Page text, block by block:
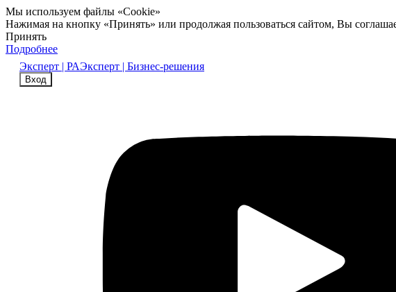
Мы используем файлы «Cookie»
Нажимая на кнопку «Принять» или продолжая пользоваться сайтом, Вы
Принять
Подробнее
Эксперт | РАЭксперт | Бизнес-решения
Вход